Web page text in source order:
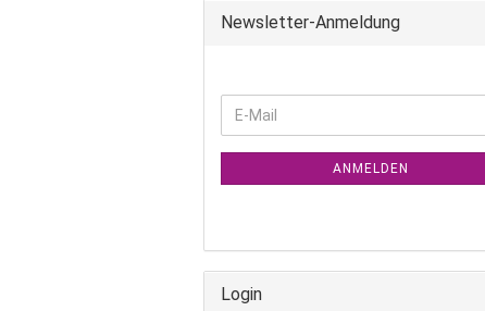
Newsletter-Anmeldung
ZUR
E-
Mail
ANMELDEN
Login